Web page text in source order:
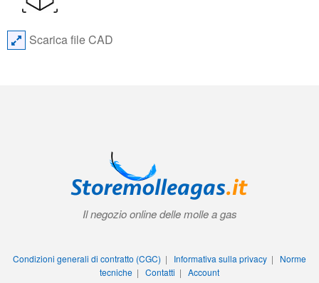
Scarica file CAD
Il negozio online delle molle a gas
Condizioni generali di contratto (CGC) | Informativa sulla privacy | Norme
tecniche | Contatti | Account